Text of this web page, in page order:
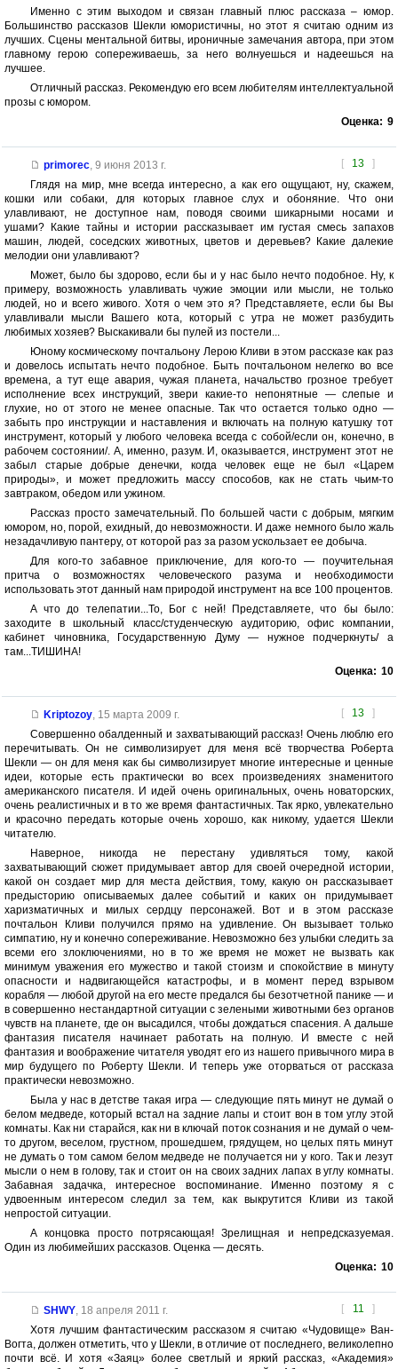
Именно с этим выходом и связан главный плюс рассказа – юмор.
Большинство рассказов Шекли юмористичны, но этот я считаю одним из
лучших. Сцены ментальной битвы, ироничные замечания автора, при этом
главному герою сопереживаешь, за него волнуешься и надеешься на
лучшее.
Отличный рассказ. Рекомендую его всем любителям интеллектуальной
прозы с юмором.
Оценка: 9
[ 13 ]
primorec, 9 июня 2013 г.
Глядя на мир, мне всегда интересно, а как его ощущают, ну, скажем,
кошки или собаки, для которых главное слух и обоняние. Что они
улавливают, не доступное нам, поводя своими шикарными носами и
ушами? Какие тайны и истории рассказывает им густая смесь запахов
машин, людей, соседских животных, цветов и деревьев? Какие далекие
мелодии они улавливают?
Может, было бы здорово, если бы и у нас было нечто подобное. Ну, к
примеру, возможность улавливать чужие эмоции или мысли, не только
людей, но и всего живого. Хотя о чем это я? Представляете, если бы Вы
улавливали мысли Вашего кота, который с утра не может разбудить
любимых хозяев? Выскакивали бы пулей из постели...
Юному космическому почтальону Лерою Кливи в этом рассказе как раз
и довелось испытать нечто подобное. Быть почтальоном нелегко во все
времена, а тут еще авария, чужая планета, начальство грозное требует
исполнение всех инструкций, звери какие-то непонятные — слепые и
глухие, но от этого не менее опасные. Так что остается только одно —
забыть про инструкции и наставления и включать на полную катушку тот
инструмент, который у любого человека всегда с собой/если он, конечно, в
рабочем состоянии/. А, именно, разум. И, оказывается, инструмент этот не
забыл старые добрые денечки, когда человек еще не был «Царем
природы», и может предложить массу способов, как не стать чьим-то
завтраком, обедом или ужином.
Рассказ просто замечательный. По большей части с добрым, мягким
юмором, но, порой, ехидный, до невозможности. И даже немного было жаль
незадачливую пантеру, от которой раз за разом ускользает ее добыча.
Для кого-то забавное приключение, для кого-то — поучительная
притча о возможностях человеческого разума и необходимости
использовать этот данный нам природой инструмент на все 100 процентов.
А что до телепатии...То, Бог с ней! Представляете, что бы было:
заходите в школьный класс/студенческую аудиторию, офис компании,
кабинет чиновника, Государственную Думу — нужное подчеркнуть/ а
там...ТИШИНА!
Оценка: 10
[ 13 ]
Kriptozoy, 15 марта 2009 г.
Совершенно обалденный и захватывающий рассказ! Очень люблю его
перечитывать. Он не символизирует для меня всё творчества Роберта
Шекли — он для меня как бы символизирует многие интересные и ценные
идеи, которые есть практически во всех произведениях знаменитого
американского писателя. И идей очень оригинальных, очень новаторских,
очень реалистичных и в то же время фантастичных. Так ярко, увлекательно
и красочно передать которые очень хорошо, как никому, удается Шекли
читателю.
Наверное, никогда не перестану удивляться тому, какой
захватывающий сюжет придумывает автор для своей очередной истории,
какой он создает мир для места действия, тому, какую он рассказывает
предысторию описываемых далее событий и каких он придумывает
харизматичных и милых сердцу персонажей. Вот и в этом рассказе
почтальон Кливи получился прямо на удивление. Он вызывает только
симпатию, ну и конечно сопереживание. Невозможно без улыбки следить за
всеми его злоключениями, но в то же время не может не вызвать как
минимум уважения его мужество и такой стоизм и спокойствие в минуту
опасности и надвигающейся катастрофы, и в момент перед взрывом
корабля — любой другой на его месте предался бы безотчетной панике — и
в совершенно нестандартной ситуации с зелеными животными без органов
чувств на планете, где он высадился, чтобы дождаться спасения. А дальше
фантазия писателя начинает работать на полную. И вместе с ней
фантазия и воображение читателя уводят его из нашего привычного мира в
мир будущего по Роберту Шекли. И теперь уже оторваться от рассказа
практически невозможно.
Была у нас в детстве такая игра — следующие пять минут не думай о
белом медведе, который встал на задние лапы и стоит вон в том углу этой
комнаты. Как ни старайся, как ни в ключай поток сознания и не думай о чем-
то другом, веселом, грустном, прошедшем, грядущем, но целых пять минут
не думать о том самом белом медведе не получается ни у кого. Так и лезут
мысли о нем в голову, так и стоит он на своих задних лапах в углу комнаты.
Забавная задачка, интересное воспоминание. Именно поэтому я с
удвоенным интересом следил за тем, как выкрутится Кливи из такой
непростой ситуации.
А концовка просто потрясающая! Зрелищная и непредсказуемая.
Один из любимейших рассказов. Оценка — десять.
Оценка: 10
[ 11 ]
SHWY, 18 апреля 2011 г.
Хотя лучшим фантастическим рассказом я считаю «Чудовище» Ван-
Вогта, должен отметить, что у Шекли, в отличие от последнего, великолепно
почти всё. И хотя «Заяц» более светлый и яркий рассказ, «Академия»